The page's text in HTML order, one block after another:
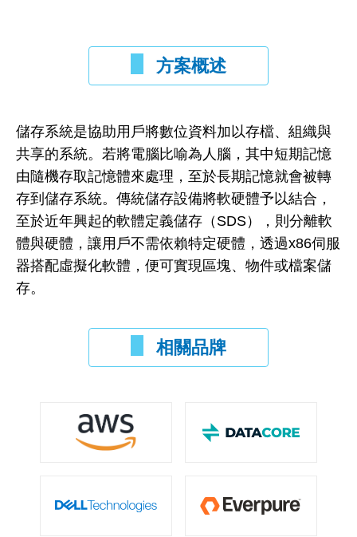
方案概述
儲存系統是協助用戶將數位資料加以存檔、組織與
共享的系統。若將電腦比喻為人腦，其中短期記憶
由隨機存取記憶體來處理，至於長期記憶就會被轉
存到儲存系統。傳統儲存設備將軟硬體予以結合，
至於近年興起的軟體定義儲存（SDS），則分離軟
體與硬體，讓用戶不需依賴特定硬體，透過x86伺服
器搭配虛擬化軟體，便可實現區塊、物件或檔案儲
存。
相關品牌